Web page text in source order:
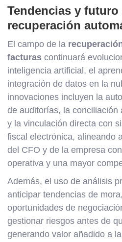
Tendencias y futuro
recuperación
El campo de la
facturas continuará
inteligencia artificial, el
integración de datos en la
innovaciones incluyen la
de auditorías, la conciliación
y la vinculación directa con
fiscal electrónica, alineando
del CFO y de la empresa
operativa y una mayor
Además, el uso de análisis
anticipar tendencias de
oportunidades de
gestionar riesgos antes de
generando valor añadido a